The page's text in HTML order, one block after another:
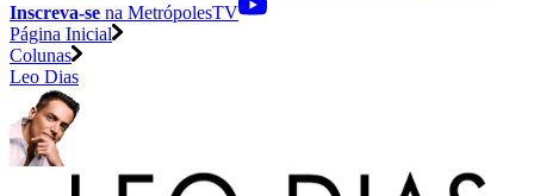
Inscreva-se na MetrópolesTV
Página Inicial
Colunas
Leo Dias